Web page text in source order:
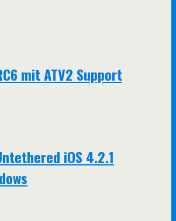
mit ATV2 Support
iOS 4.2.1